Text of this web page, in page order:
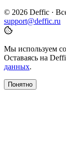
© 2026 Deffic ·
support@deffic.ru
Мы используем
Оставаясь на
данных.
Понятно